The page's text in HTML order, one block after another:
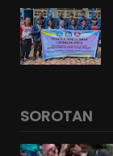
SOROTAN